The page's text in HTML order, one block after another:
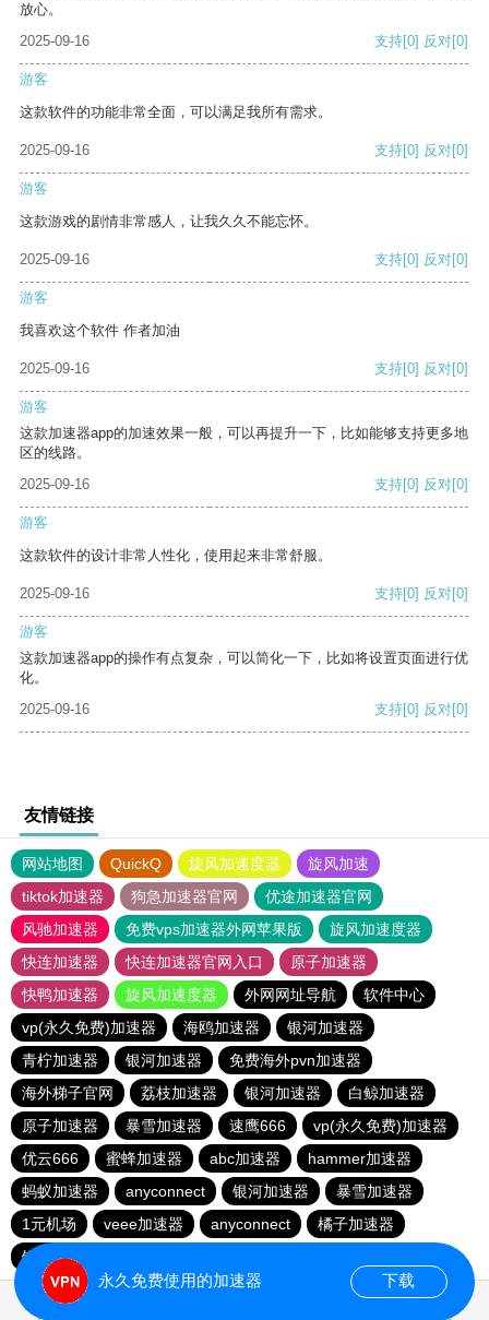
放心。
2025-09-16
支持[0] 反对[0]
游客
这款软件的功能非常全面，可以满足我所有需求。
2025-09-16 支持[0] 反对[0]
游客
这款游戏的剧情非常感人，让我久久不能忘怀。
2025-09-16 支持[0] 反对[0]
游客
我喜欢这个软件 作者加油
2025-09-16 支持[0] 反对[0]
游客
这款加速器app的加速效果一般，可以再提升一下，比如能够支持更多地
区的线路。
2025-09-16
支持[0] 反对[0]
游客
这款软件的设计非常人性化，使用起来非常舒服。
2025-09-16 支持[0] 反对[0]
游客
这款加速器app的操作有点复杂，可以简化一下，比如将设置页面进行优
化。
2025-09-16
支持[0] 反对[0]
友情链接
网站地图 QuickQ 旋风加速度器
旋风加速
tiktok加速器
狗急加速器官网
优途加速器官网
风驰加速器
免费vps加速器外网苹果版
旋风加速度器
快连加速器
快连加速器官网入口
原子加速器
快鸭加速器
旋风加速度器 外网网址导航
软件中心
vp(永久免费)加速器
海鸥加速器
银河加速器
青柠加速器
银河加速器
免费海外pvn加速器
海外梯子官网
荔枝加速器 银河加速器
白鲸加速器
原子加速器
暴雪加速器 速鹰666
vp(永久免费)加速器
优云666
蜜蜂加速器 abc加速器
hammer加速器
蚂蚁加速器
anyconnect 银河加速器
暴雪加速器
1元机场
veee加速器 anyconnect
橘子加速器
银河加速器
永久免费使用的加速器 下载